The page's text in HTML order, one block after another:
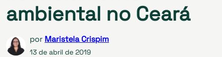
ambiental no Ceará
por Maristela Crispim
13 de abril de 2019